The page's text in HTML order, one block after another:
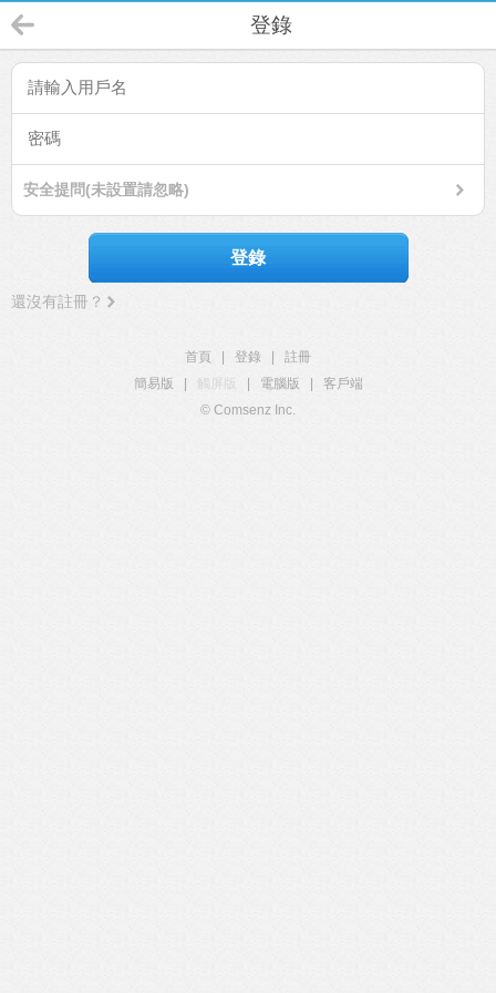
登錄
安全提問(未設置請忽略)
登錄
還沒有註冊？
首頁 登錄
註冊
簡易版
觸屏版 電腦版
客戶端
© Comsenz Inc.